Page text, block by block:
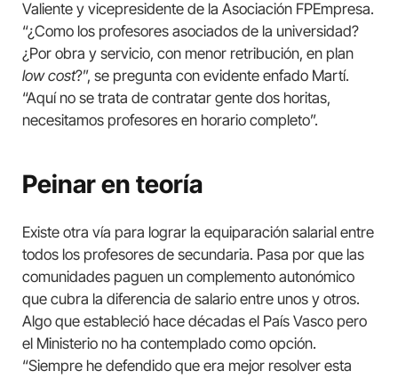
Valiente y vicepresidente de la Asociación FPEmpresa.
“¿Como los profesores asociados de la universidad?
¿Por obra y servicio, con menor retribución, en plan
low cost?”, se pregunta con evidente enfado Martí.
“Aquí no se trata de contratar gente dos horitas,
necesitamos profesores en horario completo”.
Peinar en teoría
Existe otra vía para lograr la equiparación salarial entre
todos los profesores de secundaria. Pasa por que las
comunidades paguen un complemento autonómico
que cubra la diferencia de salario entre unos y otros.
Algo que estableció hace décadas el País Vasco pero
el Ministerio no ha contemplado como opción.
“Siempre he defendido que era mejor resolver esta